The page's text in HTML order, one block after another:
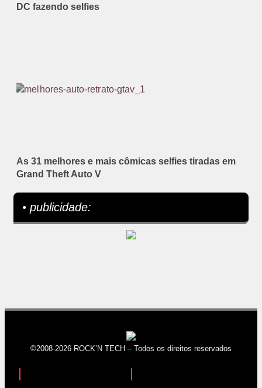
DC fazendo selfies
As 31 melhores e mais cômicas selfies tiradas em
Grand Theft Auto V
• publicidade:
©2008-2026 ROCK’N TECH – Todos os direitos reservados